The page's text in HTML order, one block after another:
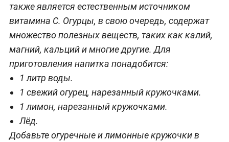
также является естественным источником
витамина С. Огурцы, в свою очередь, содержат
множество полезных веществ, таких как калий,
магний, кальций и многие другие. Для
приготовления напитка понадобится:
1 литр воды.
1 свежий огурец, нарезанный кружочками.
1 лимон, нарезанный кружочками.
Лёд.
Добавьте огуречные и лимонные кружочки в